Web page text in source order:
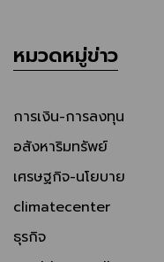
หมวดหมู่ข่าว
การเงิน-การลงทุน
อสังหาริมทรัพย์
เศรษฐกิจ-นโยบาย
climatecenter
ธุรกิจ